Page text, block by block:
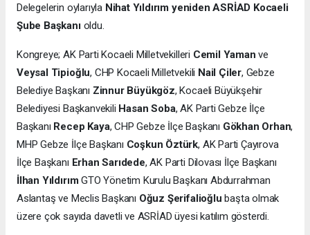
Delegelerin oylarıyla Nihat Yıldırım yeniden ASRİAD Kocaeli
Şube Başkanıoldu.
Kongreye; AK Parti Kocaeli Milletvekilleri Cemil Yaman ve
Veysal Tipioğlu, CHP Kocaeli Milletvekili Nail Çiler, Gebze
Belediye Başkanı Zinnur Büyükgöz, Kocaeli Büyükşehir
Belediyesi Başkanvekili Hasan Soba, AK Parti Gebze İlçe
Başkanı Recep Kaya, CHP Gebze İlçe Başkanı Gökhan Orhan,
MHP Gebze İlçe Başkanı Coşkun Öztürk, AK Parti Çayırova
İlçe Başkanı Erhan Sarıdede, AK Parti Dilovası İlçe Başkanı
İlhan YıldırımGTO Yönetim Kurulu Başkanı Abdurrahman
Aslantaş ve Meclis Başkanı Oğuz Şerifalioğlu başta olmak
üzere çok sayıda davetli ve ASRİAD üyesi katılım gösterdi.